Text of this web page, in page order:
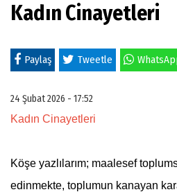
Günün
Biyografiler
Kadın Cinayetleri
Paylaş Tweetle
24 Şubat 2026 - 17:52
Kadın Cinayetleri
Köşe yazlılarım; maalesef
edinmekte, toplumun kanayan